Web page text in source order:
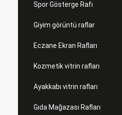
Spor Gösterge Rafı
Giyim görüntü raflar
Eczane Ekran Rafları
Kozmetik vitrin rafları
Ayakkabı vitrin rafları
Gıda Mağazası Rafları